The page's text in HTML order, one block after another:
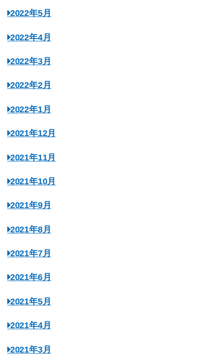
2022年5月
2022年4月
2022年3月
2022年2月
2022年1月
2021年12月
2021年11月
2021年10月
2021年9月
2021年8月
2021年7月
2021年6月
2021年5月
2021年4月
2021年3月